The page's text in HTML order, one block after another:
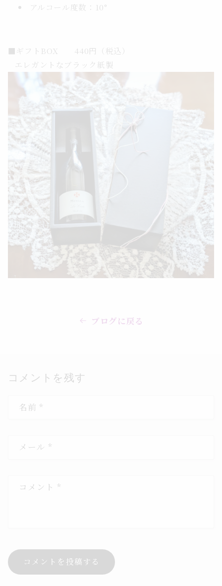
アルコール度数：10°
■ギフトBOX 440円（税込）
エレガントなブラック紙製
ブログに戻る
コメントを残す
名前 *
メール *
コメント *